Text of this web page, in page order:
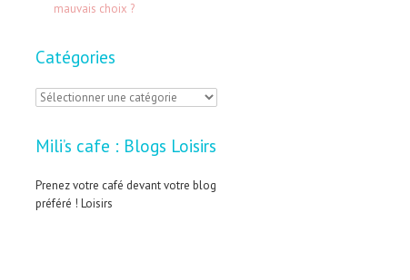
mauvais choix ?
Catégories
C
t
é
g
Mili’s cafe : Blogs Loisirs
Prenez votre café devant votre blog
préféré ! Loisirs